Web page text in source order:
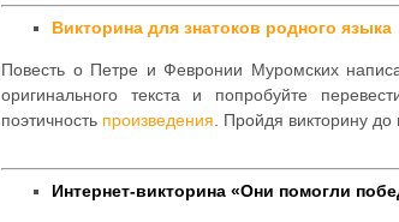
Викторина для знатоков родного языка
Повесть о Петре и Февронии Муромских
оригинального текста и попробуйте
поэтичность произведения. Пройдя викторину до
Интернет-викторина «Они помогли